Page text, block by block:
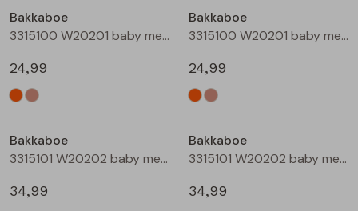
Blouses lange mouw
Sweatshirts
Bermuda's
Lange broek
Jackjes
Jassen
Lange broeken
Lange broeken
Leggings
Bakkaboe
3315100 W20201 baby meisjes buiten jack Perzik
24,99
Bakkaboe
3315100 W20201 baby meisjes buiten jack Zand
24,99
Bakkaboe
3315101 W20202 baby meisjes buiten jack Taupe
34,99
Bakkaboe
3315101 W20202 baby meisjes buiten jack Champagne
34,99